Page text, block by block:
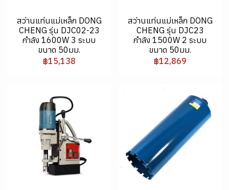
สว่านแท่นแม่เหล็ก DONG
CHENG รุ่น DJC02-23
กำลัง 1600W 3 ระบบ
ขนาด 50มม.
฿15,138
สว่านแท่นแม่เหล็ก DONG
CHENG รุ่น DJC23
กำลัง 1500W 2 ระบบ
ขนาด 50มม.
฿12,869